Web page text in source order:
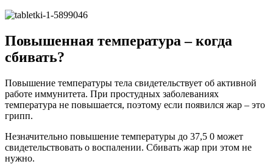
Повышенная температура – когда
сбивать?
Повышение температуры тела свидетельствует об активной
работе иммунитета. При простудных заболеваниях
температура не повышается, поэтому если появился жар – это
грипп.
Незначительно повышение температуры до 37,5 0 может
свидетельствовать о воспалении. Сбивать жар при этом не
нужно.